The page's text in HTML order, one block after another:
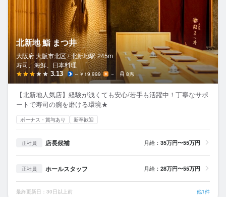
北新地 鮨 まつ井
大阪府 大阪市北区 / 北新地駅 245m
寿司、海鮮、日本料理
3.13 ～￥19,999 － 8席
【北新地人気店】経験が浅くても安心/若手も活躍中！丁寧なサポ
ートで寿司の腕を磨ける環境★
ボーナス・賞与あり 新卒歓迎
正社員 店長候補 月給： 35万円〜55万円
正社員 ホールスタッフ 月給： 28万円〜55万円
最終更新日：30日以上前 他1件